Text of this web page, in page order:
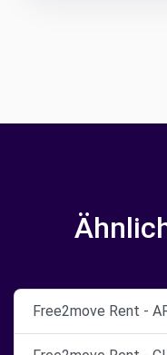
Free2move Rent -